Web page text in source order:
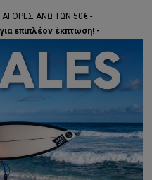
ΑΝΩ ΤΩΝ 50€ -
επιπλέον έκπτωση! -